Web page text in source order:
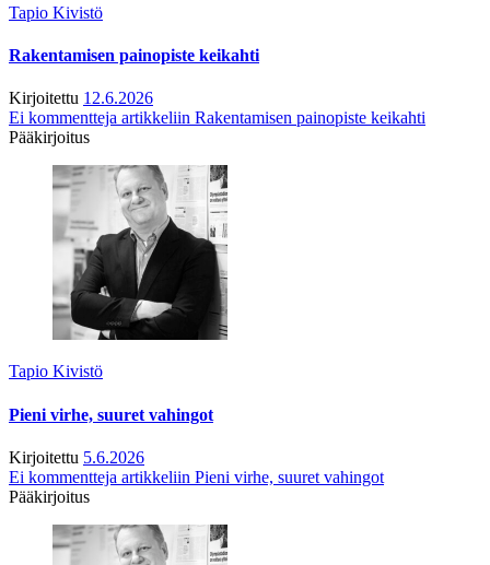
Tapio Kivistö
Rakentamisen painopiste keikahti
Kirjoitettu 12.6.2026
Ei kommentteja artikkeliin Rakentamisen painopiste keikahti
Pääkirjoitus
Tapio Kivistö
Pieni virhe, suuret vahingot
Kirjoitettu 5.6.2026
Ei kommentteja artikkeliin Pieni virhe, suuret vahingot
Pääkirjoitus